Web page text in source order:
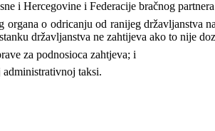
i Hercegovine i Federacije bračnog partnera
organa o odricanju od ranijeg državljanstva
državljanstva ne zahtijeva ako to nije
za podnosioca zahtjeva; i
taksi.